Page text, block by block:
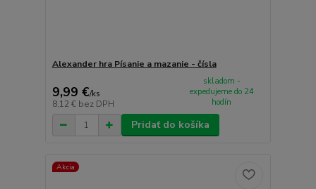
Alexander hra Písanie a mazanie - čísla
9,99 €/ks
8,12 € bez DPH
skladom -
expedujeme do 24
hodín
Pridať do košíka
Akcia